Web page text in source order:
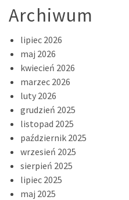
Archiwum
lipiec 2026
maj 2026
kwiecień 2026
marzec 2026
luty 2026
grudzień 2025
listopad 2025
październik 2025
wrzesień 2025
sierpień 2025
lipiec 2025
maj 2025